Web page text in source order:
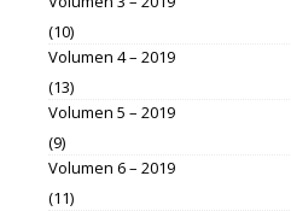
(10)
Volumen 4 – 2019
(13)
Volumen 5 – 2019
(9)
Volumen 6 – 2019
(11)